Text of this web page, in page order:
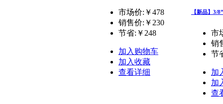
市场价:￥478
销售价: ￥230
节省: ￥248
加入购物车
加入收藏
查看详细
【新品】3/
市
销
节
加
加
查